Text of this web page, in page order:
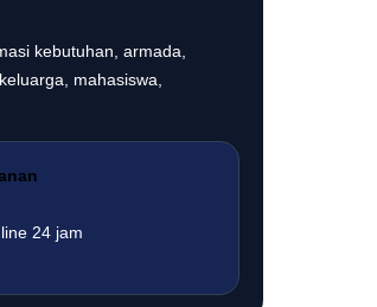
kebutuhan, armada,
mahasiswa,
24 jam